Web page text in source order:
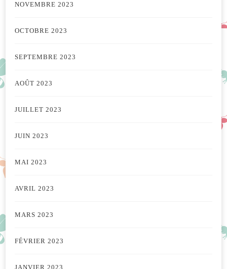
NOVEMBRE 2023
OCTOBRE 2023
SEPTEMBRE 2023
AOÛT 2023
JUILLET 2023
JUIN 2023
MAI 2023
AVRIL 2023
MARS 2023
FÉVRIER 2023
JANVIER 2023